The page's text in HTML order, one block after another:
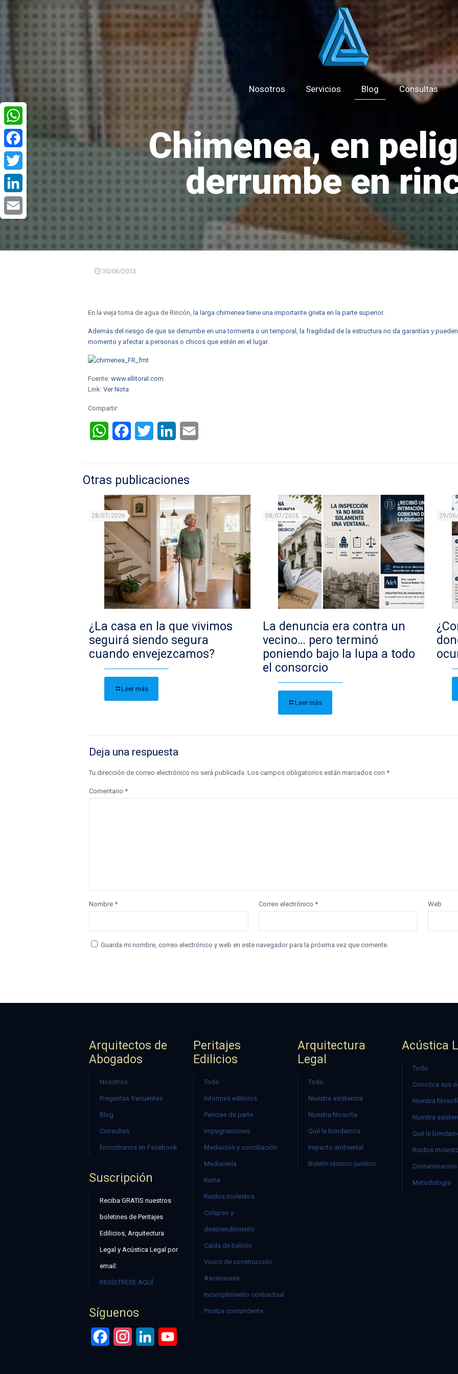
Nosotros Servicios Blog Consultas
Chimenea, en
derrumbe en
30/06/2013
En la vieja toma de agua de Rincón, la larga chimenea tiene una importante grieta en la parte superior.
Además del riesgo de que se derrumbe en una tormenta o un temporal, la fragilidad de la estructura no da garantías y
momento y afectar a personas o chicos que estén en el lugar.
Fuente:www.ellitoral.com
Link:Ver Nota
Compartir:
WhatsAppFacebookTwitter LinkedIn
Otras publicaciones
28/07/2026
¿La casa en la que vivimos
seguirá siendo segura
cuando envejezcamos?
Leer más
08/07/2026
La denuncia era contra un
vecino… pero terminó
poniendo bajo la lupa a todo
el consorcio
Leer más
29/
Deja una respuesta
Tu dirección de correo electrónico no será publicada. Los campos obligatorios están marcados con *
Comentario *
Nombre * Correo electrónico * Web
Guarda mi nombre, correo electrónico y web en este navegador para la próxima vez que comente.
Arquitectos de
Abogados
Nosotros
Preguntas frecuentes
Blog
Consultas
Encontranos en Facebook
Suscripción
Reciba GRATIS nuestros
boletines de Peritajes
Edilicios, Arquitectura
Legal y Acústica Legal por
email:
REGÍSTRESE AQUÍ
Síguenos
FacebookInstagramLinkedIn
Peritajes
Edilicios
Todo
Informes edilicios
Pericias de parte
Impugnaciones
Mediación y conciliación
Medianería
Ruina
Ruidos molestos
Colapso y
desprendimiento
Caída de balcón
Vicios de construcción
Ascensores
Incumplimiento contractual
Prueba contundente
Arquitectura
Legal
Todo
Nuestra asistencia
Nuestra filosofía
Qué le brindamos
Impacto ambiental
Boletín técnico-jurídico
Acústica
Todo
Conozca sus
Nuestra
Nuestra
Qué le
Ruidos
Metodología
WhatsApp
Facebook
Twitter
LinkedIn